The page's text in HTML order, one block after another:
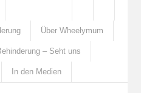
Über Wheelymum
– Seht uns
In den Medien